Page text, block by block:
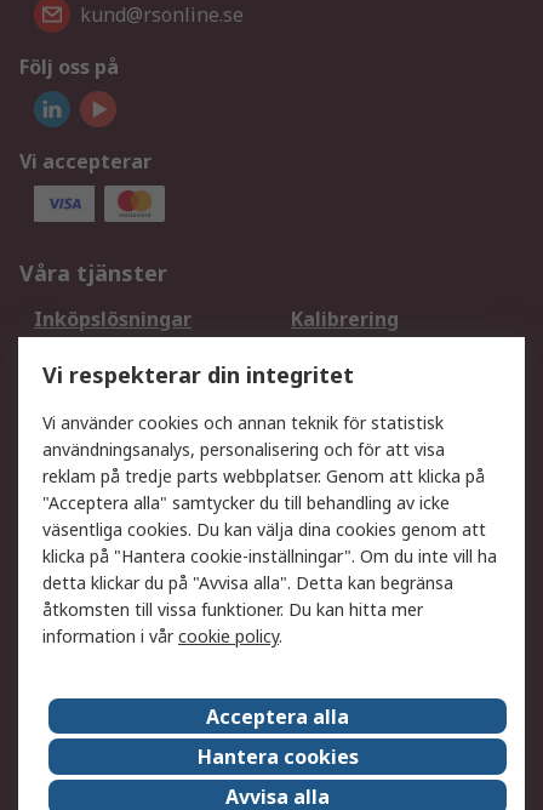
kund@rsonline.se
Följ oss på
Vi accepterar
Våra tjänster
Inköpslösningar
Kalibrering
DesignSpark
Teknisk Support
Ditt lokala säljteam
Exportlösningar
Support
Få hjälp
Retur av varor
Leverans
Spåra din order
Begär en fakturakopi
Fördelar med RS-konto
Betalningsalternativ
Om RS
Försäljningsvillkor
Det juridiska
Press Centre
Jobba hos RS
ESG
Vi respekterar din integritet
Vi använder cookies och annan teknik för statistisk
användningsanalys, personalisering och för att visa
reklam på tredje parts webbplatser. Genom att klicka på
"Acceptera alla" samtycker du till behandling av icke
väsentliga cookies. Du kan välja dina cookies genom att
klicka på "Hantera cookie-inställningar". Om du inte vill ha
detta klickar du på "Avvisa alla". Detta kan begränsa
åtkomsten till vissa funktioner. Du kan hitta mer
information i vårcookie policy.
Acceptera alla
Hantera cookies
Avvisa alla